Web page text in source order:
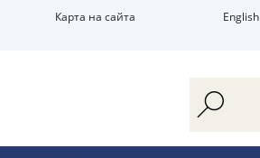
Карта на сайта English